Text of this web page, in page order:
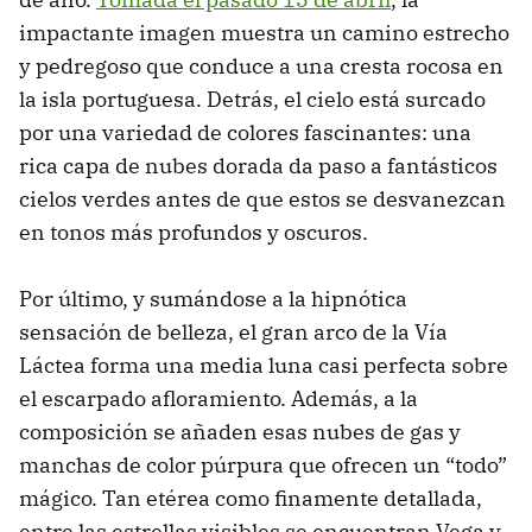
impactante imagen muestra un camino estrecho
y pedregoso que conduce a una cresta rocosa en
la isla portuguesa. Detrás, el cielo está surcado
por una variedad de colores fascinantes: una
rica capa de nubes dorada da paso a fantásticos
cielos verdes antes de que estos se desvanezcan
en tonos más profundos y oscuros.
Por último, y sumándose a la hipnótica
sensación de belleza, el gran arco de la Vía
Láctea forma una media luna casi perfecta sobre
el escarpado afloramiento. Además, a la
composición se añaden esas nubes de gas y
manchas de color púrpura que ofrecen un “todo”
mágico. Tan etérea como finamente detallada,